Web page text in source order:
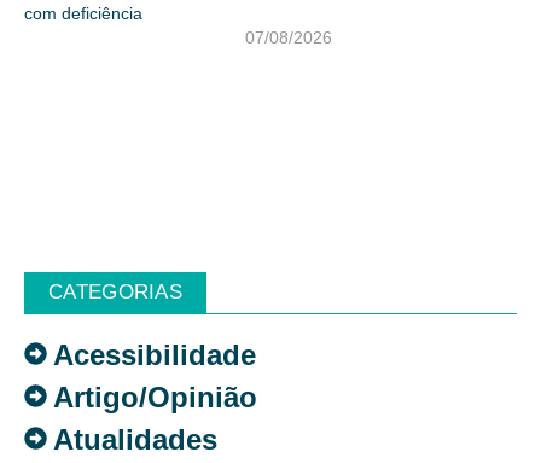
07/08/2026
CATEGORIAS
Acessibilidade
Artigo/Opinião
Atualidades